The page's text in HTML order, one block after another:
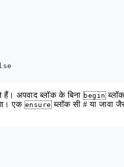
अपवाद ब्लॉक के बिना begin
एक ensure ब्लॉक सी # या जावा